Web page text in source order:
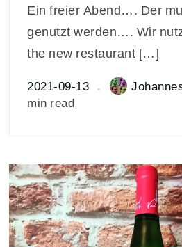
Ein freier Abend…. Der
genutzt werden…. Wir
the new restaurant […]
2021-09-13
min read